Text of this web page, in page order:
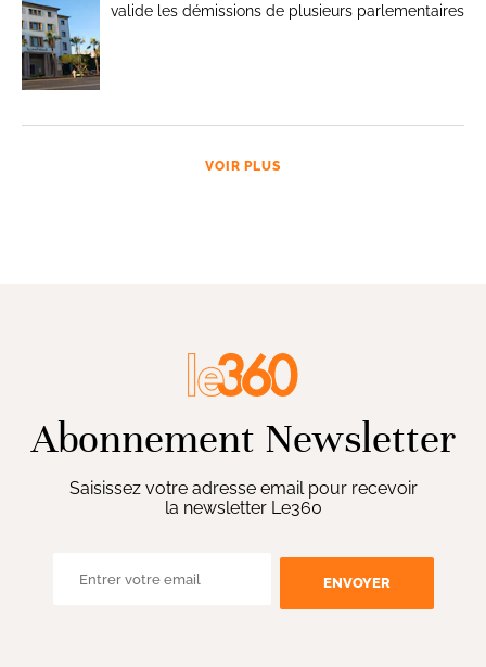
valide les démissions de plusieurs parlementaires
VOIR PLUS
Abonnement Newsletter
Saisissez votre adresse email pour recevoir
la newsletter Le360
ENVOYER